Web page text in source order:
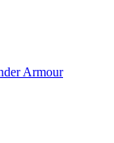
Armour